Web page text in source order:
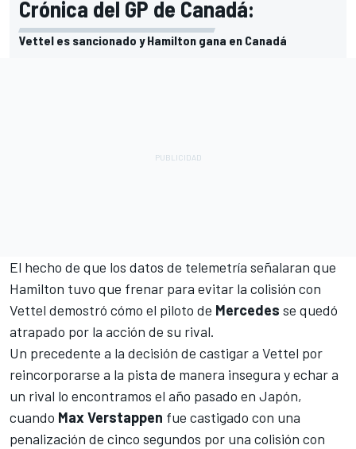
Crónica del GP de Canadá:
Vettel es sancionado y Hamilton gana en Canadá
El hecho de que los datos de telemetría señalaran que
Hamilton tuvo que frenar para evitar la colisión con
Vettel demostró cómo el piloto de Mercedes se quedó
atrapado por la acción de su rival.
Un precedente a la decisión de castigar a Vettel por
reincorporarse a la pista de manera insegura y echar a
un rival lo encontramos el año pasado en Japón,
cuando Max Verstappen fue castigado con una
penalización de cinco segundos por una colisión con